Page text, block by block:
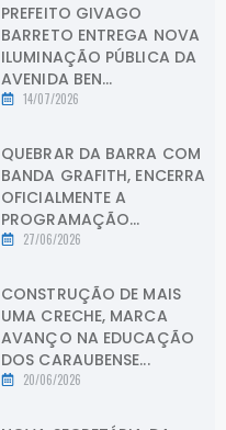
PREFEITO GIVAGO
BARRETO ENTREGA NOVA
ILUMINAÇÃO PÚBLICA DA
AVENIDA BEN...
14/07/2026
QUEBRAR DA BARRA COM
BANDA GRAFITH, ENCERRA
OFICIALMENTE A
PROGRAMAÇÃO...
27/06/2026
CONSTRUÇÃO DE MAIS
UMA CRECHE, MARCA
AVANÇO NA EDUCAÇÃO
DOS CARAUBENSE...
20/06/2026